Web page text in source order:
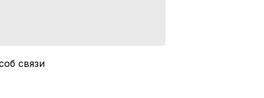
связи